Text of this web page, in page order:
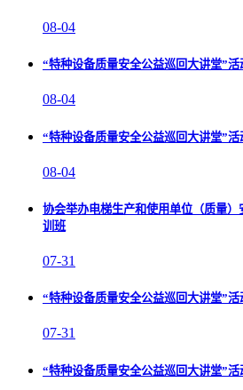
08-04
“特种设备质量安全公益巡回大讲堂”活
08-04
“特种设备质量安全公益巡回大讲堂”
08-04
协会举办电梯生产和使用单位（质量
训班
07-31
“特种设备质量安全公益巡回大讲堂”活
07-31
“特种设备质量安全公益巡回大讲堂”